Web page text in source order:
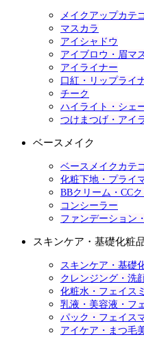
メイクアップカテ
マスカラ
アイシャドウ
アイブロウ・眉マ
アイライナー
口紅・リップライ
チーク
ハイライト・シェ
つけまつげ・アイ
ベースメイク
ベースメイクカテ
化粧下地・プライ
BBクリーム・CC
コンシーラー
ファンデーション
スキンケア・基礎化粧
スキンケア・基礎
クレンジング・洗
化粧水・フェイス
乳液・美容液・フ
パック・フェイス
アイケア・まつ毛